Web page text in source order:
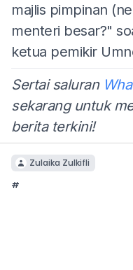
majlis pimpinan
menteri besar?"
ketua pemikir
Sertai saluran
sekarang untuk
berita terkini!
Zulaika Zulkifli
#